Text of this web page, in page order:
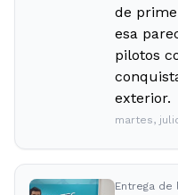
de
esa
pilotos
exterior.
martes,
Entrega de